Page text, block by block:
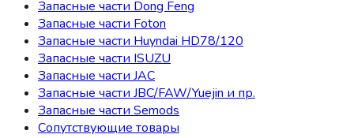
Запасные части Dong Feng
Запасные части Foton
Запасные части Huyndai HD78/120
Запасные части ISUZU
Запасные части JAC
Запасные части JBC/FAW/Yuejin и пр.
Запасные части Semods
Сопутствующие товары